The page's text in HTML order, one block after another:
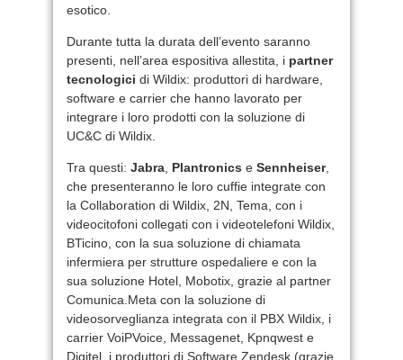
esotico.
Durante tutta la durata dell’evento saranno
presenti, nell’area espositiva allestita, i partner
tecnologici di Wildix: produttori di hardware,
software e carrier che hanno lavorato per
integrare i loro prodotti con la soluzione di
UC&C di Wildix.
Tra questi: Jabra Plantronics e Sennheiser,
che presenteranno le loro cuffie integrate con
la Collaboration di Wildix, 2N, Tema, con i
videocitofoni collegati con i videotelefoni Wildix,
BTicino, con la sua soluzione di chiamata
infermiera per strutture ospedaliere e con la
sua soluzione Hotel, Mobotix, grazie al partner
Comunica.Meta con la soluzione di
videosorveglianza integrata con il PBX Wildix, i
carrier VoiPVoice, Messagenet, Kpnqwest e
Digitel, i produttori di Software Zendesk (grazie